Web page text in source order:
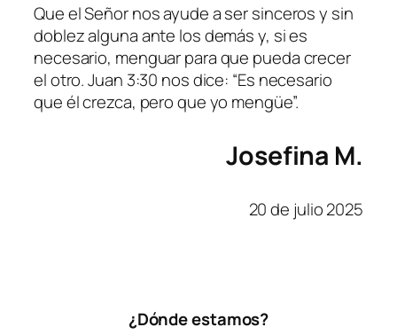
Que el Señor nos ayude a ser sinceros y sin
doblez alguna ante los demás y, si es
necesario, menguar para que pueda crecer
el otro. Juan 3:30 nos dice: “Es necesario
que él crezca, pero que yo mengüe”.
Josefina M.
20 de julio 2025
¿Dónde estamos?